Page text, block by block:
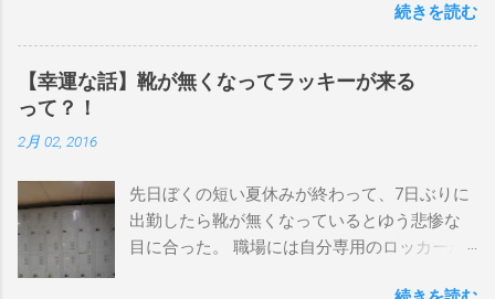
狙っているポイント バーレー、キラ、レイ
ンボーベイ、クーリービーチ 絶対に入りたい
ポイント ベルズビーチ、グレートオーシャ
ナチュラル DHD DX-1
5'10"×18'3/8×2'3/16 Glassing Team 4×4
Extra Toe patch FCS Dacy 6'0 Nick Maz 5'5"×
18'7/8"×2'5/18 FCS 375mm 295mm Firewire
Slater design OMNI 5' 3"×18'5/8"×2'1/4" Round
テルやリゾートに滞在して目の前のブレイク
を独占するスタイル。もうひとつが、複数の
ポイントを巡る「ボートトリップ」です。 今
回はそのボートトリップで、時間と空間の贅
系YouTubeチャンネル「よういちチャンネル
Spirit Kooks」と、国内外のサーフトリップ専
門旅行会社「Geekoutトラベル」さんとのコラ
続きを読む
【幸運な話】靴が無くなってラッキーが来る
って？！
2月 02, 2016
先日ぼくの短い夏休みが終わって、7日ぶりに
出勤したら靴が無くなっているとゆう悲惨な
目に合った。 職場には自分専用のロッカーが